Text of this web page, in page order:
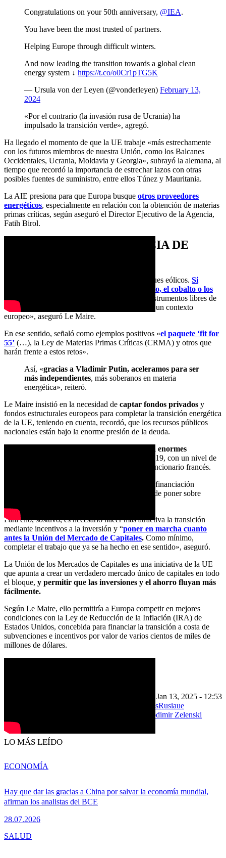
Congratulations on your 50th anniversary, @IEA.
You have been the most trusted of partners.
Helping Europe through difficult winters.
And now leading the transition towards a global clean
energy system ↓ https://t.co/o0Cr1pTG5K
— Ursula von der Leyen (@vonderleyen) February 13,
2024
«Por el contrario (la invasión rusa de Ucrania) ha
impulsado la transición verde», agregó.
Ha llegado el momento de que la UE trabaje «más estrechamente
con los futuros miembros de nuestra Unión, como los Balcanes
Occidentales, Ucrania, Moldavia y Georgia», subrayó la alemana, al
tiempo que recordó la importancia de estrechar lazos con otras
posibles fuentes de suministro, entre ellos Túnez y Mauritania.
La AIE presiona para que Europa busque otros proveedores
energéticos, especialmente en relación con la obtención de materias
primas críticas, según aseguró el Director Ejecutivo de la Agencia,
Fatih Birol.
REDUCIR LA DEPENDENCIA DE
«Vehículos eléctricos, baterías eléctricas o parques eólicos. Si
dependemos en un 80% de China para el litio, el cobalto o los
materiales raros
que se encuentran en estos instrumentos libres de
carbono, la estrategia nacional sólo es eficaz en un contexto
europeo», aseguró Le Maire.
En ese sentido, señaló como ejemplos positivos «el paquete ‘fit for
55’ (…), la Ley de Materias Primas Críticas (CRMA) y otros que
harán frente a estos retos».
Así, «gracias a Vladimir Putin, aceleramos para ser
más independientes, más soberanos en materia
energética», reiteró.
Le Maire insistió en la necesidad de captar fondos privados y
fondos estructurales europeos para completar la transición energética
de la UE, teniendo en cuenta, recordó, que los recursos públicos
nacionales están bajo la enorme presión de la deuda.
, todos nos enfrentamos a enormes
tras la crisis de la COVID-19, con un nivel de
deuda pública muy elevado», subrayó el alto funcionario francés.
“No cuenten con más esfuerzo público o financiación
estatal, porque no tenemos posibilidades de poner sobre
Para ello, sostuvo, es necesario hacer más atractiva la transición
mediante incentivos a la inversión y “poner en marcha cuanto
antes la Unión del Mercado de Capitales. Como mínimo,
completar el trabajo que ya se ha hecho en ese sentido», aseguró.
La Unión de los Mercados de Capitales es una iniciativa de la UE
que apunta a crear un verdadero mercado único de capitales en todo
el bloque, y permitir que las inversiones y el ahorro fluyan más
fácilmente.
Según Le Maire, ello permitiría a Europa competir en mejores
condiciones con la Ley de Reducción de la Inflación (IRA) de
Estados Unidos, concebida para financiar la transición a costa de
subvenciones e incentivos por valor de varios cientos de miles de
millones de dólares.
Última actualización: Jan 13, 2025 - 12:53
Las CapitalesRusiaue
Volodimir Zelenski
Imprimir
LO MÁS LEÍDO
Hay que dar las gracias a China por salvar la economía mundial,
afirman los analistas del BCE
28.07.2026
ECONOMÍA
SALUD